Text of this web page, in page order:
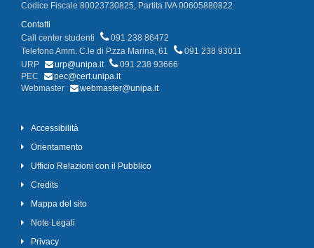
Codice Fiscale 80023730825, Partita IVA 00605880822
Contatti
Call center studenti
091 238 86472
Telefono Amm. C.le di P.zza Marina, 61
091 238 93011
URP
urp@unipa.it
091 238 93666
PEC
pec@cert.unipa.it
Webmaster
webmaster@unipa.it
Accessibilità
Orientamento
Ufficio Relazioni con il Pubblico
Credits
Mappa del sito
Note Legali
Privacy